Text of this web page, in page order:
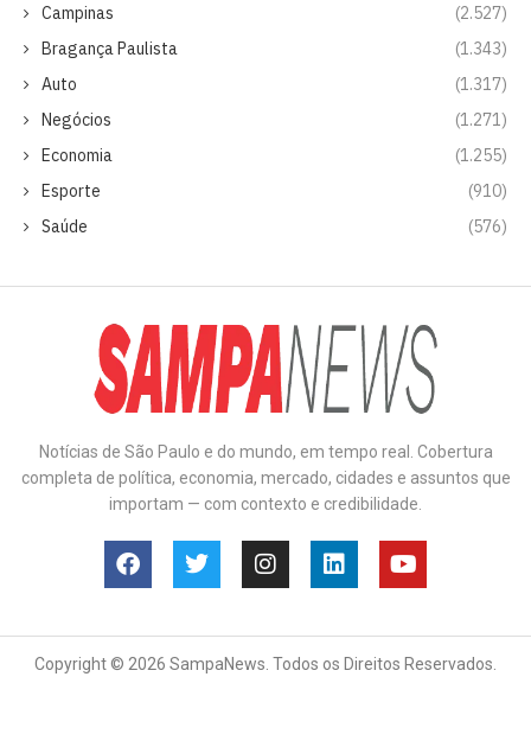
Campinas
(2.527)
Bragança Paulista
(1.343)
Auto
(1.317)
Negócios
(1.271)
Economia
(1.255)
Esporte
(910)
Saúde
(576)
Notícias de São Paulo e do mundo, em tempo real. Cobertura
completa de política, economia, mercado, cidades e assuntos que
importam — com contexto e credibilidade.
Copyright © 2026 SampaNews. Todos os Direitos Reservados.